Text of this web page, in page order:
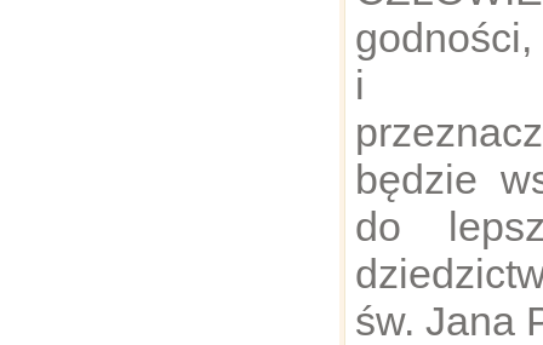
i
będzie
do
św. Jana